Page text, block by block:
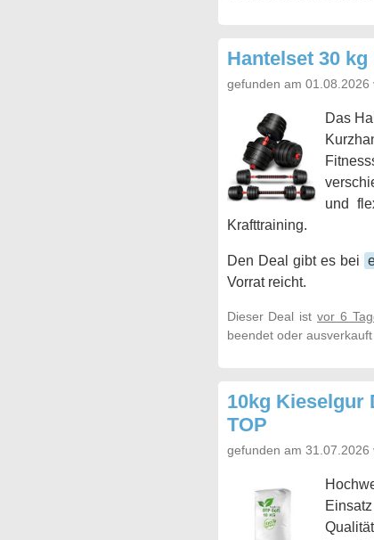
Hantelset 30
gefunden am 01.08.2026
Das
und
Krafttraining.
Den Deal gibt es bei
Vorrat reicht.
Dieser Deal ist vor 6
beendet oder ausverkauft
10kg Kieselgur
TOP
gefunden am 31.07.2026